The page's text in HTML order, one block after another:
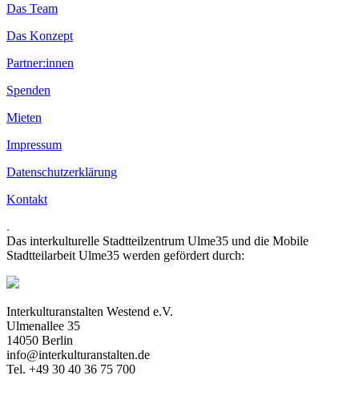
Das Team
Das Konzept
Partner:innen
Spenden
Mieten
Impressum
Datenschutzerklärung
Kontakt
.
Das interkulturelle Stadtteilzentrum Ulme35 und die Mobile
Stadtteilarbeit Ulme35 werden gefördert durch:
Interkulturanstalten Westend e.V.
Ulmenallee 35
14050 Berlin
info@interkulturanstalten.de
Tel. +49 30 40 36 75 700